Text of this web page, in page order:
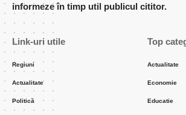
informeze în timp util publicul cititor.
Link-uri utile
Regiuni
Actualitate
Politică
Top
Actualitate
Economie
Educatie